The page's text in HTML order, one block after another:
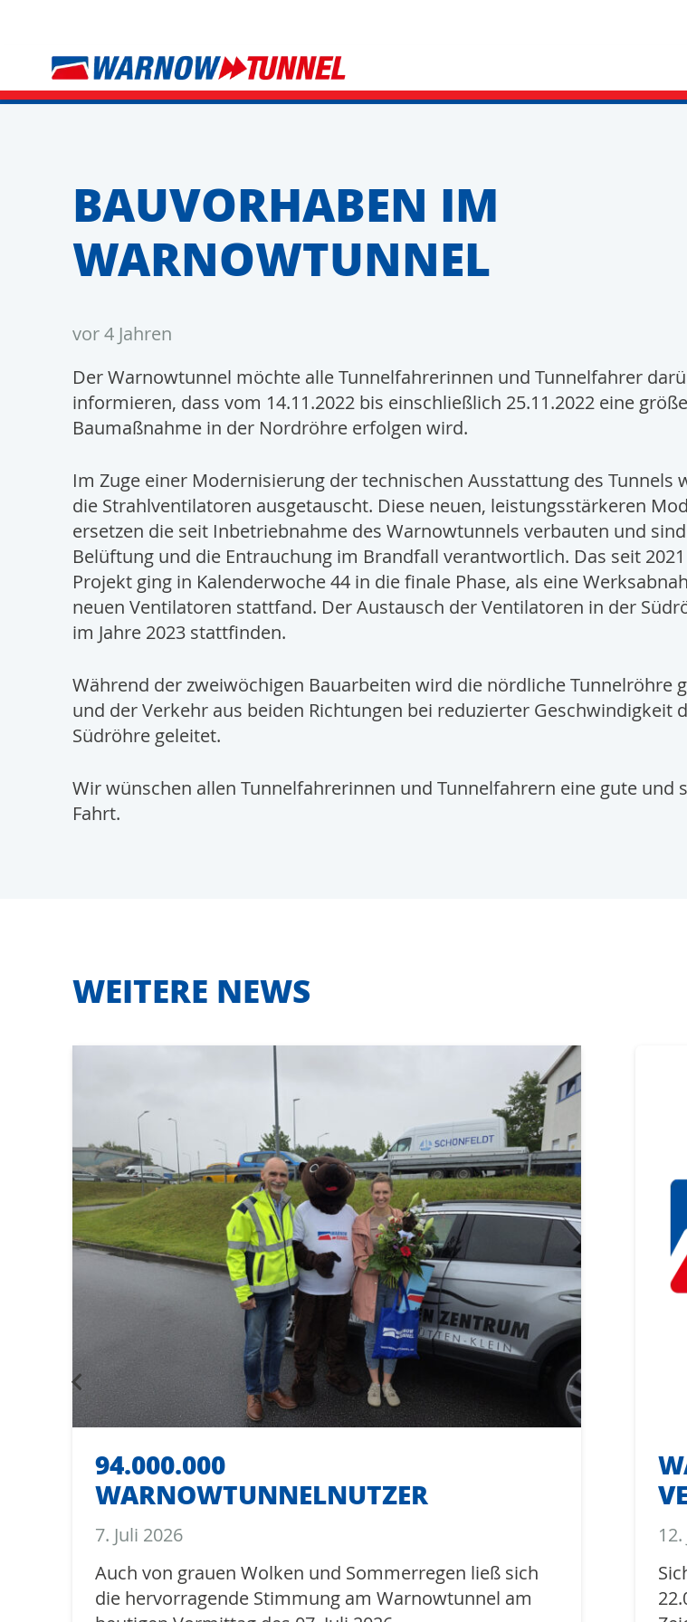
BAUVORHABEN IM
WARNOWTUNNEL
vor 4 Jahren
Der Warnowtunnel möchte alle Tunnelfahrerinnen und Tunnelfahrer
informieren, dass vom 14.11.2022 bis einschließlich 25.11.2022 eine
Baumaßnahme in der Nordröhre erfolgen wird.
Im Zuge einer Modernisierung der technischen Ausstattung des Tunnels
die Strahlventilatoren ausgetauscht. Diese neuen, leistungsstärkeren
ersetzen die seit Inbetriebnahme des Warnowtunnels verbauten und
Belüftung und die Entrauchung im Brandfall verantwortlich. Das seit
Projekt ging in Kalenderwoche 44 in die finale Phase, als eine
neuen Ventilatoren stattfand. Der Austausch der Ventilatoren in der
im Jahre 2023 stattfinden.
Während der zweiwöchigen Bauarbeiten wird die nördliche Tunnelröhre
und der Verkehr aus beiden Richtungen bei reduzierter Geschwindigkeit
Südröhre geleitet.
Wir wünschen allen Tunnelfahrerinnen und Tunnelfahrern eine gute und
Fahrt.
WEITERE NEWS
94.000.000
WARNOWTUNNELNUTZER
7. Juli 2026
Auch von grauen Wolken und Sommerregen ließ sich
die hervorragende Stimmung am Warnowtunnel am